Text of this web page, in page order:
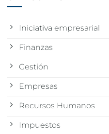
Iniciativa empresarial
Finanzas
Gestión
Empresas
Recursos Humanos
Impuestos